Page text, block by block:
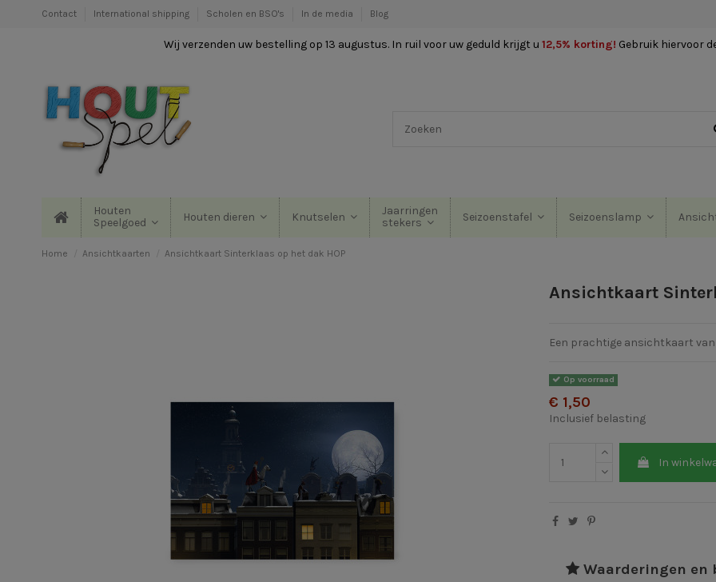
Contact International shipping Scholen en BSO's In de media Blog
Wij verzenden uw bestelling op 13 augustus. In ruil voor uw geduld krijgt u 12,5% korting! Gebruik hiervoor
Houten
Speelgoed
Houten dieren Knutselen
Jaarringen
stekers
Seizoenstafel Seizoenslamp
Home Ansichtkaarten Ansichtkaart Sinterklaas op het dak HOP
Ansichtkaart
Een prachtige ansichtkaart
Op voorraad
€ 1,50
Inclusief belasting
In
Waarderingen en